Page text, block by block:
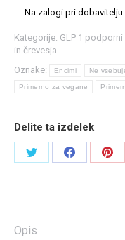
(28g)
Na zalogi pri
Kategorije: GLP 1
in črevesja
Oznake:
Encimi Ne
Primerno za vegane
Delite ta izdelek
Share
nam
Share
Opis